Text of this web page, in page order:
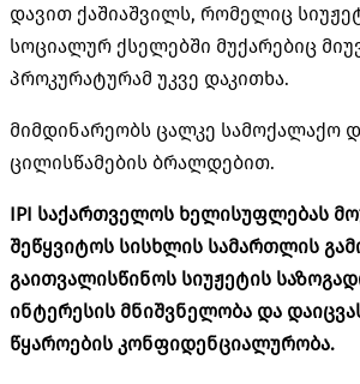
დავით ქაშიაშვილს, რომელიც
სოციალურ ქსელებში მუქარებიც
პროკურატურამ უკვე დაკითხა.
მიმდინარეობს ცალკე სამოქალაქო
ცილისწამების ბრალდებით.
IPI საქართველოს ხელისუფლებას
შეწყვიტოს სისხლის სამართლის
გაითვალისწინოს სიუჟეტის
ინტერესის მნიშვნელობა და
წყაროების კონფიდენციალურობა.